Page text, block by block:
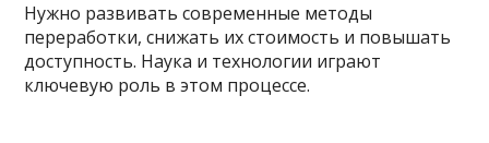
Нужно развивать современные методы
переработки, снижать их стоимость и повышать
доступность. Наука и технологии играют
ключевую роль в этом процессе.